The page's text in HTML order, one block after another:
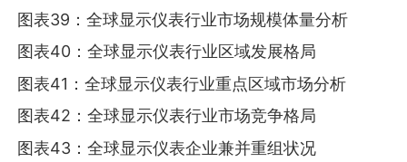
图表39：全球显示仪表行业市场规模体量分析
图表40：全球显示仪表行业区域发展格局
图表41：全球显示仪表行业重点区域市场分析
图表42：全球显示仪表行业市场竞争格局
图表43：全球显示仪表企业兼并重组状况